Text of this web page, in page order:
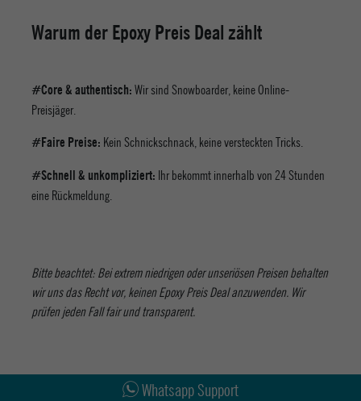
Warum der Epoxy Preis Deal zählt
#Core & authentisch:Wir sind Snowboarder, keine Online-
Preisjäger.
#Faire Preise: Kein Schnickschnack, keine versteckten Tricks.
#Schnell & unkompliziert: Ihr bekommt innerhalb von 24 Stunden
eine Rückmeldung.
Bitte beachtet: Bei extrem niedrigen oder unseriösen Preisen behalten
wir uns das Recht vor, keinen Epoxy Preis Deal anzuwenden. Wir
prüfen jeden Fall fair und transparent.
Whatsapp Support